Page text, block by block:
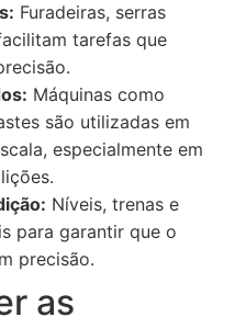
Furadeiras, serras
tarefas que
Máquinas como
são utilizadas em
especialmente em
Níveis, trenas e
para garantir que o
precisão.
as